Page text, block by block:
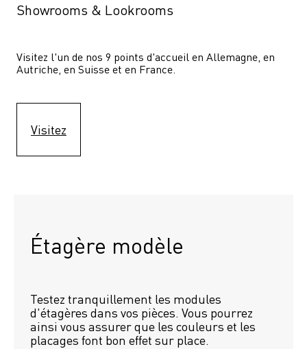
Showrooms & Lookrooms
Visitez l'un de nos 9 points d'accueil en Allemagne, en
Autriche, en Suisse et en France.
Visitez
Étagère modèle
Testez tranquillement les modules
d'étagères dans vos pièces. Vous pourrez
ainsi vous assurer que les couleurs et les
placages font bon effet sur place.